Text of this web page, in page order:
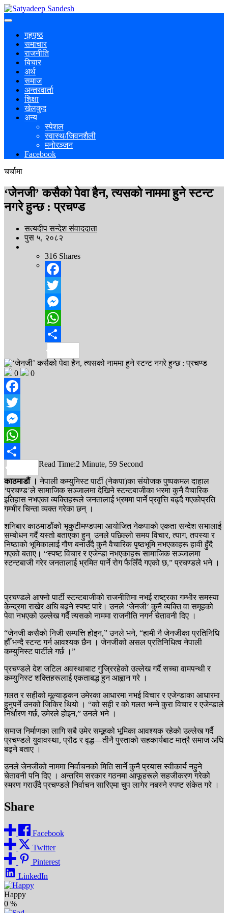
गृहपृष्ठ
समाचार
राजनीति
बिचार
अर्थ
समाज
अन्तरवार्ता
शिक्षा
खेलकुद
अन्य
स्पेशल
स्वास्थ/जिवनशैली
मनोरञ्जन
Facebook
चर्चामा
‘जेनजी’ कसैको पेवा हैन, त्यसको नाममा हुने स्टन्ट
नगरे हुन्छ : प्रचण्ड
सत्यदीप सन्देश संवाददाता
पुस ५, २०८२
316 Shares
Facebook
Twitter
Messenger
WhatsApp
0 0
Facebook
Twitter
Messenger
WhatsApp
Share
Read Time:2 Minute, 59 Second
काठमाडौं । नेपाली कम्युनिस्ट पार्टी (नेकपा)का संयोजक पुष्पकमल दाहाल
‘प्रचण्ड’ले सामाजिक सञ्जालमा देखिने स्टन्टबाजीका भरमा कुनै वैचारिक
इतिहास नभएका व्यक्तिहरूले जनतालाई भ्रममा पार्ने प्रवृत्ति बढ्दै गएकोप्रति
गम्भीर चिन्ता व्यक्त गरेका छन् ।
शनिबार काठमाडौंको भृकुटीमण्डपमा आयोजित नेकपाको एकता सन्देश सभालाई
सम्बोधन गर्दै यस्तो बताएका हुन् उनले पछिल्लो समय विचार, त्याग, तपस्या र
निष्ठाको भूमिकालाई गौण बनाउँदै कुनै वैचारिक पृष्ठभूमि नभएकाहरू हावी हुँदै
गएको बताए। “स्पष्ट विचार र एजेन्डा नभएकाहरू सामाजिक सञ्जालमा
स्टन्टबाजी गरेर जनतालाई भ्रमित पार्ने रोग फैलिँदै गएको छ,” प्रचण्डले भने ।
प्रचण्डले आफ्नो पार्टी स्टन्टबाजीको राजनीतिमा नभई राष्ट्रका गम्भीर समस्या
केन्द्रमा राखेर अघि बढ्ने स्पष्ट पारे। उनले ‘जेनजी’ कुनै व्यक्ति वा समूहको
पेवा नभएको उल्लेख गर्दै त्यसको नाममा राजनीति नगर्न चेतावनी दिए ।
“जेनजी कसैको निजी सम्पत्ति होइन,” उनले भने, “हामी नै जेनजीका प्रतिनिधि
हौँ भन्दै स्टन्ट गर्न आवश्यक छैन । जेनजीको असल प्रतिनिधित्व नेपाली
कम्युनिस्ट पार्टीले गर्छ ।”
प्रचण्डले देश जटिल अवस्थाबाट गुज्रिरहेको उल्लेख गर्दै सच्चा वामपन्थी र
कम्युनिस्ट शक्तिहरूलाई एकताबद्ध हुन आह्वान गरे ।
गलत र सहीको मूल्याङ्कन उमेरका आधारमा नभई विचार र एजेन्डाका आधारमा
हुनुपर्ने उनको जिकिर थियो । “को सही र को गलत भन्ने कुरा विचार र एजेन्डाले
निर्धारण गर्छ, उमेरले होइन,” उनले भने ।
समाज निर्माणका लागि सबै उमेर समूहको भूमिका आवश्यक रहेको उल्लेख गर्दै
प्रचण्डले युवावस्था, प्रौढ र वृद्ध—तीनै पुस्ताको सहकार्यबाट मात्रै समाज अघि
बढ्ने बताए ।
उनले जेनजीको नाममा निर्वाचनको मिति सार्ने कुनै प्रयास स्वीकार्य नहुने
चेतावनी पनि दिए । अन्तरिम सरकार गठनमा आफूहरूले सहजीकरण गरेको
स्मरण गराउँदै प्रचण्डले निर्वाचन सारिएमा चुप लागेर नबस्ने स्पष्ट संकेत गरे ।
Share
Facebook
Twitter
Pinterest
LinkedIn
Happy
0 %